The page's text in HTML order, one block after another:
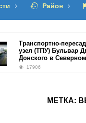
Район
пересадочный
(ТПУ) Бульвар Дмитрия
в Северном Бутово
17906
МЕТКА: